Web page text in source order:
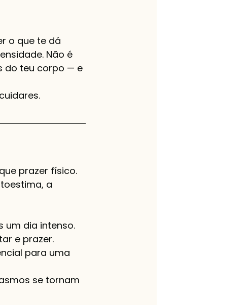
o que te dá
Não é
do teu corpo — e
prazer físico.
a
um dia intenso.
e prazer.
para uma
se tornam